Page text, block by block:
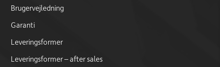
Brugervejledning
Garanti
Leveringsformer
Leveringsformer – after sales